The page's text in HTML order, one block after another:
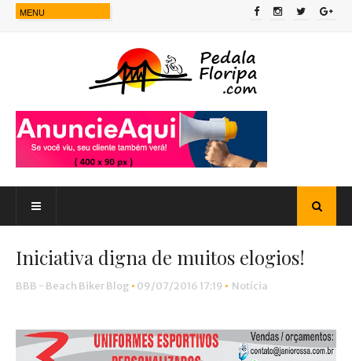
Iniciativa digna de muitos elogios!
BBB - Beach Biker Blog • 09/07/2016 17:19 • Notícia